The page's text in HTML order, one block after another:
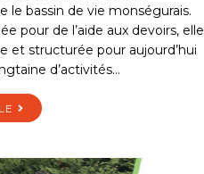
le bassin de vie monségurais.
pour de l’aide aux devoirs, elle
et structurée pour aujourd’hui
d’activités…